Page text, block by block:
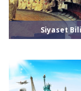
Siyaset